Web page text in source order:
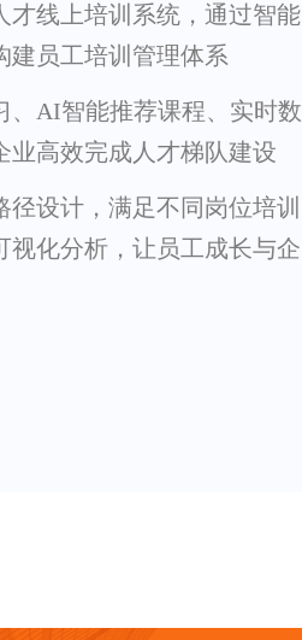
才线上培训系统，通过智能
建员工培训管理体系
、AI智能推荐课程、实时数
业高效完成人才梯队建设
设计，满足不同岗位培训
视化分析，让员工成长与企